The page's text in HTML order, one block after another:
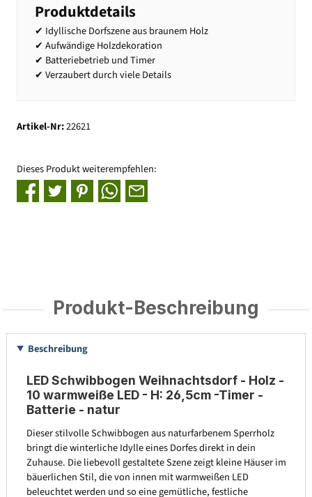
Produktdetails
✔ Idyllische Dorfszene aus braunem Holz
✔ Aufwändige Holzdekoration
✔ Batteriebetrieb und Timer
✔ Verzaubert durch viele Details
Artikel-Nr:22621
Dieses Produkt weiterempfehlen:
Produkt-Beschreibung
Beschreibung
LED Schwibbogen Weihnachtsdorf - Holz -
10 warmweiße LED - H: 26,5cm -Timer -
Batterie - natur
Dieser stilvolle Schwibbogen aus naturfarbenem Sperrholz
bringt die winterliche Idylle eines Dorfes direkt in dein
Zuhause. Die liebevoll gestaltete Szene zeigt kleine Häuser im
bäuerlichen Stil, die von innen mit warmweißen LED
beleuchtet werden und so eine gemütliche, festliche